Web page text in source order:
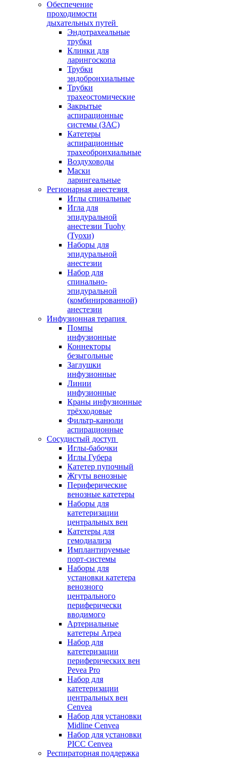
Обеспечение
проходимости
дыхательных путей
Эндотрахеальные
трубки
Клинки для
ларингоскопа
Трубки
эндобронхиальные
Трубки
трахеостомические
Закрытые
аспирационные
системы (ЗАС)
Катетеры
аспирационные
трахеобронхиальные
Воздуховоды
Маски
ларингеальные
Регионарная анестезия
Иглы спинальные
Игла для
эпидуральной
анестезии Tuohy
(Туохи)
Наборы для
эпидуральной
анестезии
Набор для
спинально-
эпидуральной
(комбинированной)
анестезии
Инфузионная терапия
Помпы
инфузионные
Коннекторы
безыгольные
Заглушки
инфузионные
Линии
инфузионные
Краны инфузионные
трёхходовые
Фильтр-канюли
аспирационные
Сосудистый доступ
Иглы-бабочки
Иглы Губера
Катетер пупочный
Жгуты венозные
Периферические
венозные катетеры
Наборы для
катетеризации
центральных вен
Катетеры для
гемодиализа
Имплантируемые
порт‑системы
Наборы для
установки катетера
венозного
центрального
периферически
вводимого
Артериальные
катетеры Arpea
Набор для
катетеризации
периферических вен
Pevea Pro
Набор для
катетеризации
центральных вен
Cenvea
Набор для установки
Midline Cenvea
Набор для установки
PICC Cenvea
Респираторная поддержка